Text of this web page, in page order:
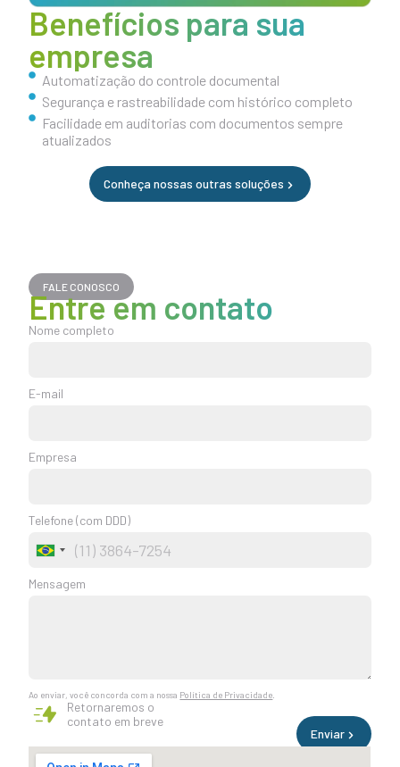
Benefícios para sua
empresa
⁠Automatização do controle documental
Segurança e rastreabilidade com histórico completo
Facilidade em auditorias com documentos sempre
atualizados
Conheça nossas outras soluções
FALE CONOSCO
Entre em contato
Nome completo
E-mail
Empresa
Telefone (com DDD)
Brazil
Mensagem
Ao enviar, você concorda com a nossa Política de Privacidade.
Enviar
Retornaremos o
contato em breve